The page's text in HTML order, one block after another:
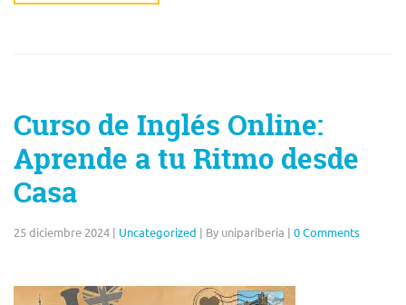
Curso de Inglés Online:
Aprende a tu Ritmo desde
Casa
25 diciembre 2024 | Uncategorized | By unipariberia | 0 Comments